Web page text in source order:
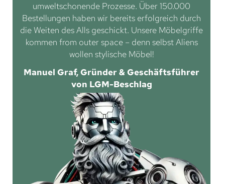
umweltschonende Prozesse. Über 150.000
Bestellungen haben wir bereits erfolgreich durch
die Weiten des Alls geschickt. Unsere Möbelgriffe
kommen from outer space – denn selbst Aliens
wollen stylische Möbel!
Manuel Graf, Gründer & Geschäftsführer
von LGM-Beschlag